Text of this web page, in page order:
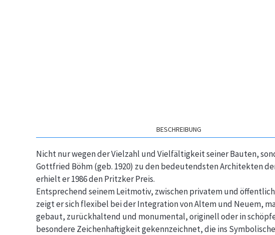
BESCHREIBUNG
Nicht nur wegen der Vielzahl und Vielfältigkeit seiner Bauten,
Gottfried Böhm (geb. 1920) zu den bedeutendsten Architekten
erhielt er 1986 den Pritzker Preis.
Entsprechend seinem Leitmotiv, zwischen privatem und
zeigt er sich flexibel bei der Integration von Altem und Neuem,
gebaut, zurückhaltend und monumental, originell oder in
besondere Zeichenhaftigkeit gekennzeichnet, die ins